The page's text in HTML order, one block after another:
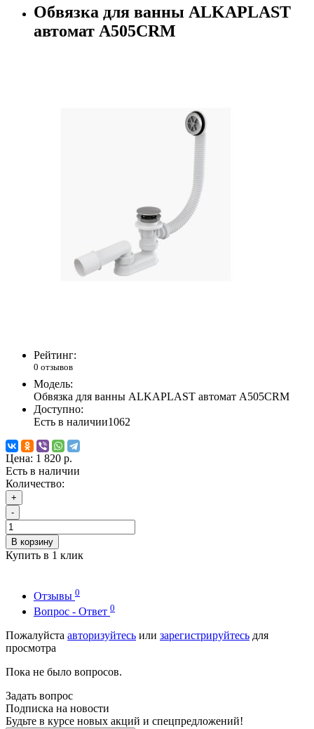
Обвязка для ванны ALKAPLAST
автомат А505CRM
Рейтинг:
0 отзывов
Модель:
Обвязка для ванны ALKAPLAST автомат А505CRM
Доступно:
Есть в наличии1062
Цена: 1 820 р.
Есть в наличии
Количество:
+
-
В корзину
Купить в 1 клик
Отзывы 0
Вопрос - Ответ 0
Пожалуйста авторизуйтесь или зарегистрируйтесь для
просмотра
Пока не было вопросов.
Задать вопрос
Подписка на новости
Будьте в курсе новых акций и спецпредложений!